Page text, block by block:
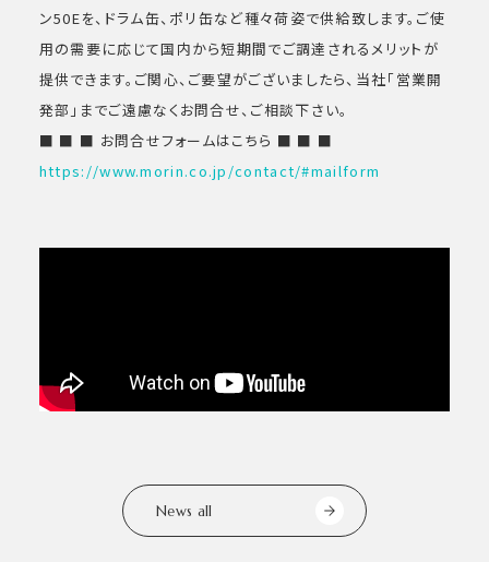
ン50Eを、ドラム缶、ポリ缶など種々荷姿で供給致します。ご使
用の需要に応じて国内から短期間でご調達されるメリットが
提供できます。ご関心、ご要望がございましたら、当社「営業開
発部」までご遠慮なくお問合せ、ご相談下さい。
■ ■ ■ お問合せフォームはこちら ■ ■ ■
https://www.morin.co.jp/contact/#mailform
News all